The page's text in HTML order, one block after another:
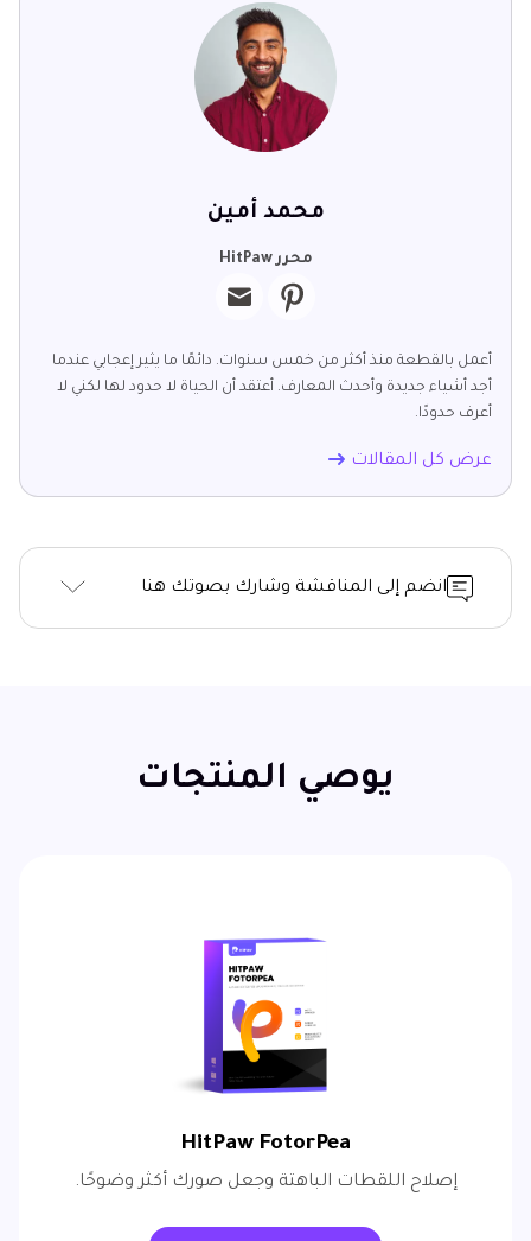
محمد أمين
محرر HitPaw
أعمل بالقطعة منذ أكثر من خمس سنوات. دائمًا ما يثير إعجابي عندما
أجد أشياء جديدة وأحدث المعارف. أعتقد أن الحياة لا حدود لها لكني لا
أعرف حدودًا.
عرض كل المقالات
انضم إلى المناقشة وشارك بصوتك هنا
يوصي المنتجات
HitPaw FotorPea
إصلاح اللقطات الباهتة وجعل صورك أكثر وضوحًا.